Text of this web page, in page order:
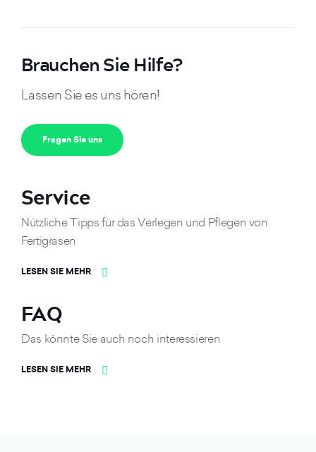
Brauchen Sie Hilfe?
Lassen Sie es uns hören!
Fragen Sie uns
Service
Nützliche Tipps für das Verlegen und Pflegen von
Fertigrasen
LESEN SIE MEHR
FAQ
Das könnte Sie auch noch interessieren
LESEN SIE MEHR